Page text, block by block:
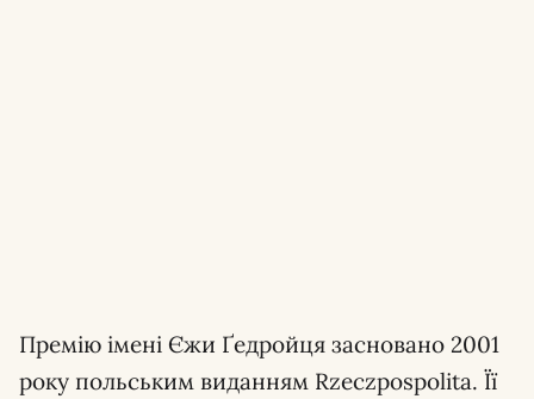
Премію імені Єжи Ґедройця засновано 2001
року польським виданням Rzeczpospolita. Її